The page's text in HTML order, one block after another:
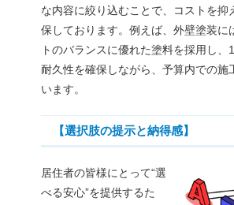
な内容に絞り込むことで、コストを抑
保しております。例えば、外壁塗装に
トのバランスに優れた塗料を採用し、
耐久性を確保しながら、予算内での施
います。
【選択肢の提示と納得感】
居住者の皆様にとって“選
べる安心”を提供するた